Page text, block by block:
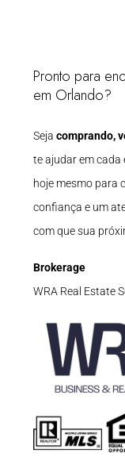
Pronto para
em Orlando?
Seja comprando,
te ajudar em cada
hoje mesmo para
confiança e um
com que sua
Brokerage
WRA Real Estate